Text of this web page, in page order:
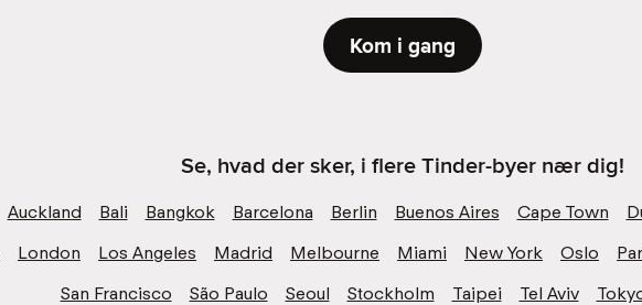
Kom i gang
Se, hvad der sker, i flere Tinder-byer nær dig!
Auckland Bali Bangkok Barcelona Berlin Buenos Aires Cape Town
London Los Angeles Madrid Melbourne Miami New York Oslo
San Francisco
São Paulo Seoul Stockholm Taipei Tel Aviv